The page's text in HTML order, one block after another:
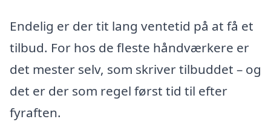
Endelig er der tit lang ventetid på at få et
tilbud. For hos de fleste håndværkere er
det mester selv, som skriver tilbuddet – og
det er der som regel først tid til efter
fyraften.